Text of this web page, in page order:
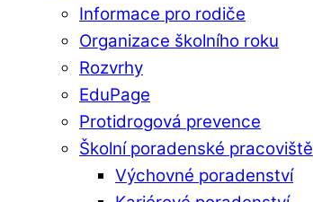
Informace pro rodiče
Organizace školního roku
Rozvrhy
EduPage
Protidrogová prevence
Školní poradenské pracoviště
Výchovné poradenství